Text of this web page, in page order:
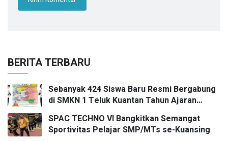
BERITA TERBARU
Sebanyak 424 Siswa Baru Resmi Bergabung
di SMKN 1 Teluk Kuantan Tahun Ajaran
SPAC TECHNO VI Bangkitkan Semangat
Sportivitas Pelajar SMP/MTs se-Kuansing